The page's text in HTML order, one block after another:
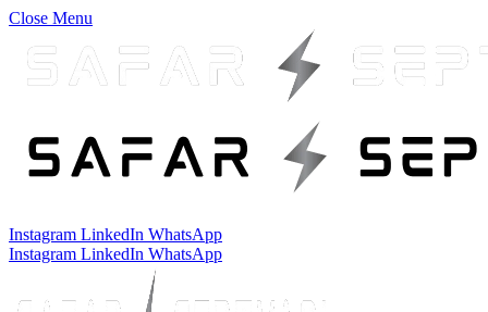
Close Menu
Instagram LinkedIn WhatsApp
Instagram LinkedIn WhatsApp